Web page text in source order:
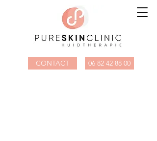
CONTACT 06 82 42 88 00